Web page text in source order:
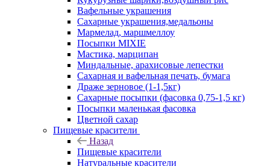
Вафельные украшения
Сахарные украшения,медальоны
Мармелад, маршмеллоу
Посыпки MIXIE
Мастика, марципан
Миндальные, арахисовые лепестки
Сахарная и вафельная печать, бумага
Драже зерновое (1-1,5кг)
Сахарные посыпки (фасовка 0,75-1,5 кг)
Посыпки маленькая фасовка
Цветной сахар
Пищевые красители
Назад
Пищевые красители
Натуральные красители